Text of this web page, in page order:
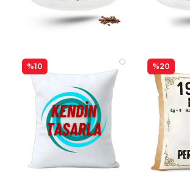
%10 %20